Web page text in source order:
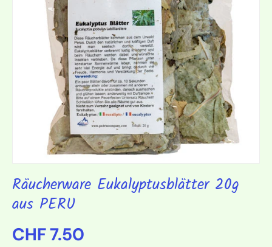
Räucherware Eukalyptusblätter 20g
aus PERU
Normaler Preis
CHF 7.50